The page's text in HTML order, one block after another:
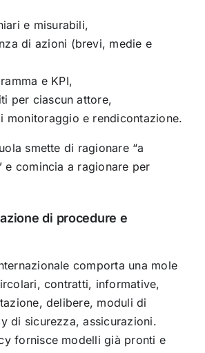
e misurabili,
di azioni (brevi, medie e
e KPI,
per ciascun attore,
monitoraggio e rendicontazione.
smette di ragionare “a
e comincia a ragionare per
di procedure e
comporta una mole
contratti, informative,
delibere, moduli di
di sicurezza, assicurazioni.
fornisce modelli già pronti e